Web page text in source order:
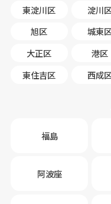
東淀川区
淀川
旭区
城東
大正区
港区
東住吉区
西成
福島
阿波座